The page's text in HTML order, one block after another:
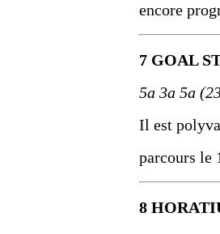
encore
7 GOAL
5a 3a 5a
Il est
parcours le
8